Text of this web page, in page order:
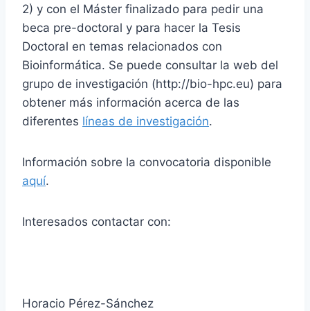
2) y con el Máster finalizado para pedir una
beca pre-doctoral y para hacer la Tesis
Doctoral en temas relacionados con
Bioinformática. Se puede consultar la web del
grupo de investigación (http://bio-hpc.eu) para
obtener más información acerca de las
diferentes líneas de investigación.
Información sobre la convocatoria disponible
aquí.
Interesados contactar con:
Horacio Pérez-Sánchez